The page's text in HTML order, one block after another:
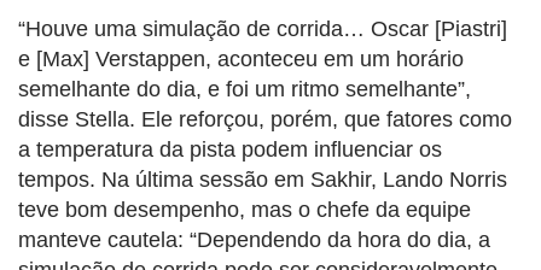
“Houve uma simulação de corrida… Oscar [Piastri]
e [Max] Verstappen, aconteceu em um horário
semelhante do dia, e foi um ritmo semelhante”,
disse Stella. Ele reforçou, porém, que fatores como
a temperatura da pista podem influenciar os
tempos. Na última sessão em Sakhir, Lando Norris
teve bom desempenho, mas o chefe da equipe
manteve cautela: “Dependendo da hora do dia, a